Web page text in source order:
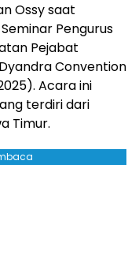
Ossy saat
Pengurus
Pejabat
Convention
Acara ini
terdiri dari
Timur.